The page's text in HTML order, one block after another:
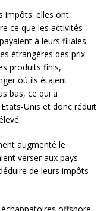
impôts: elles ont
ce que les activités
à leurs filiales
étrangères des prix
produits finis,
où ils étaient
bas, ce qui a
Unis et donc réduit
augmenté le
verser aux pays
de leurs impôts